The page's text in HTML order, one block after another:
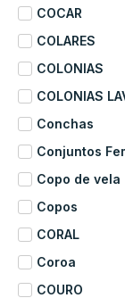
COCAR
COLARES
COLONIAS
COLONIAS
Conchas
Conjuntos
Copo de vela
Copos
CORAL
Coroa
COURO